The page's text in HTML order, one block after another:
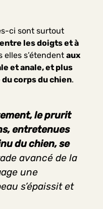
ci sont surtout
les doigts et à
elles s’étendent aux
et anale, et plus
corps du chien.
le prurit
entretenues
du chien, se
avancé de la
une
s’épaissit et